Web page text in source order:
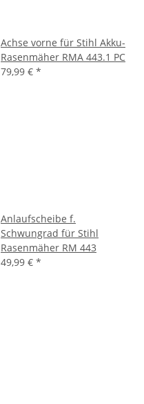
Achse vorne für Stihl Akku-
Rasenmäher RMA 443.1 PC
79,99 € *
Anlaufscheibe f.
Schwungrad für Stihl
Rasenmäher RM 443
49,99 € *